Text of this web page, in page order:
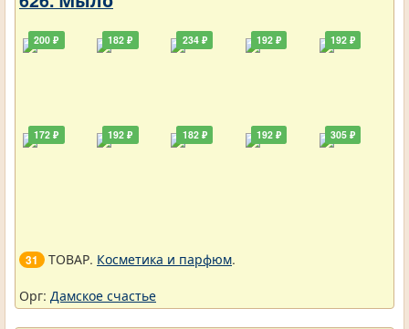
200 ₽
172 ₽
182 ₽
192 ₽
234 ₽
182 ₽
192 ₽
192 ₽
192 ₽
305 ₽
31 ТОВАР. Косметика и парфюм.
Орг: Дамское счастье